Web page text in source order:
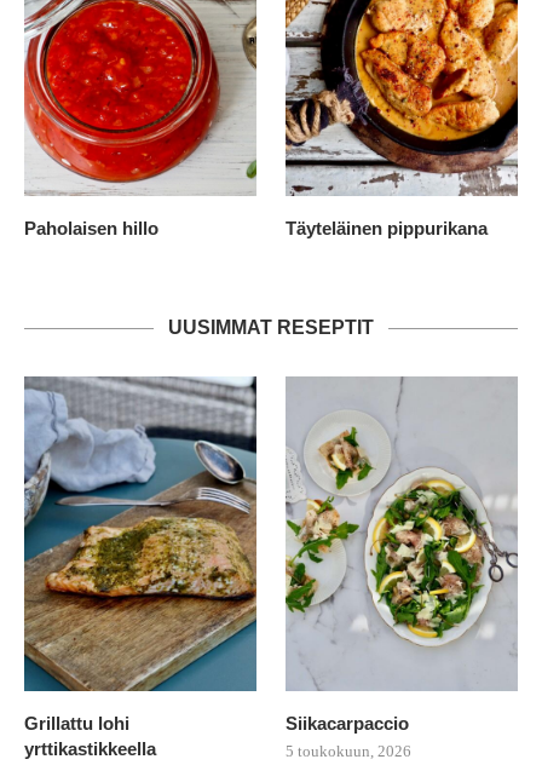
Paholaisen hillo Täyteläinen pippurikana
UUSIMMAT RESEPTIT
Grillattu lohi
yrttikastikkeella
Siikacarpaccio
5 toukokuun, 2026